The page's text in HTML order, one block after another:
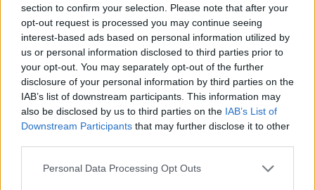
section to confirm your selection. Please note that after your
opt-out request is processed you may continue seeing
interest-based ads based on personal information utilized by
us or personal information disclosed to third parties prior to
your opt-out. You may separately opt-out of the further
disclosure of your personal information by third parties on the
IAB’s list of downstream participants. This information may
also be disclosed by us to third parties on the IAB’s List of
Downstream Participants that may further disclose it to other
Please note that this website/app uses one or more Google
Personal Data Processing Opt Outs
Parc Fermé
6 órája
IndyCar: Palou nyert Portlandben, már 100 pont fölött az
előnye